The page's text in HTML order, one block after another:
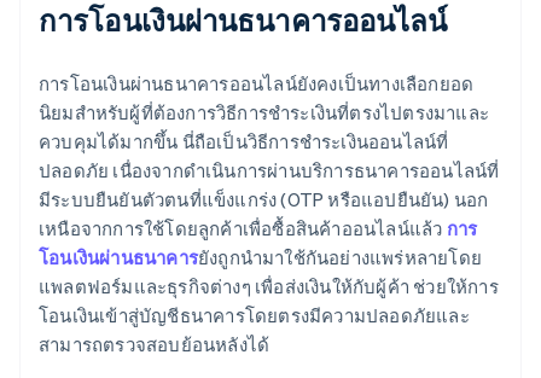
การโอนเงินผ่านธนาคารออนไลน์
การโอนเงินผ่านธนาคารออนไลน์ยังคงเป็นทางเลือกยอด
นิยมสำหรับผู้ที่ต้องการวิธีการชำระเงินที่ตรงไปตรงมาและ
ควบคุมได้มากขึ้น นี่ถือเป็นวิธีการชำระเงินออนไลน์ที่
ปลอดภัย เนื่องจากดำเนินการผ่านบริการธนาคารออนไลน์ที่
มีระบบยืนยันตัวตนที่แข็งแกร่ง (OTP หรือแอปยืนยัน) นอก
เหนือจากการใช้โดยลูกค้าเพื่อซื้อสินค้าออนไลน์แล้ว การ
โอนเงินผ่านธนาคารยังถูกนำมาใช้กันอย่างแพร่หลายโดย
แพลตฟอร์มและธุรกิจต่างๆ เพื่อส่งเงินให้กับผู้ค้า ช่วยให้การ
โอนเงินเข้าสู่บัญชีธนาคารโดยตรงมีความปลอดภัยและ
สามารถตรวจสอบย้อนหลังได้